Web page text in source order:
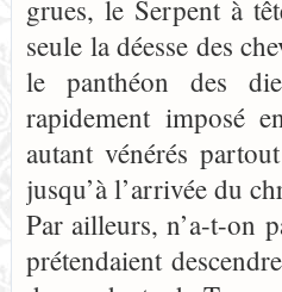
grues, le Serpent à
seule la déesse des
le panthéon des
rapidement imposé
autant vénérés
jusqu’à l’arrivée du
Par ailleurs, n’a-t-on
prétendaient